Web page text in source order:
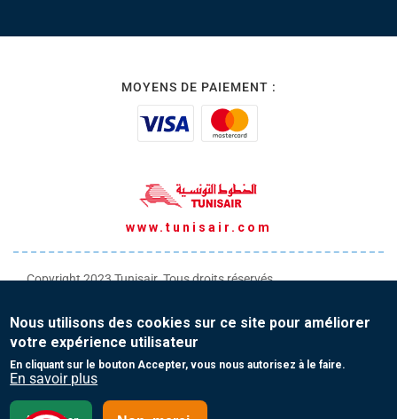
MOYENS DE PAIEMENT :
www.tunisair.com
Copyright 2023 Tunisair. Tous droits réservés
Conditions générales de Vente
Protection de vos données personnelles
Nous utilisons des cookies sur ce site pour améliorer
votre expérience utilisateur
En cliquant sur le bouton Accepter, vous nous autorisez à le faire.
En savoir plus